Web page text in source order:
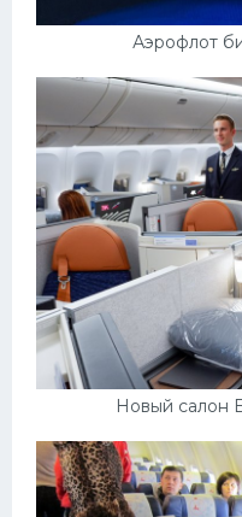
Аэрофлот
Новый салон